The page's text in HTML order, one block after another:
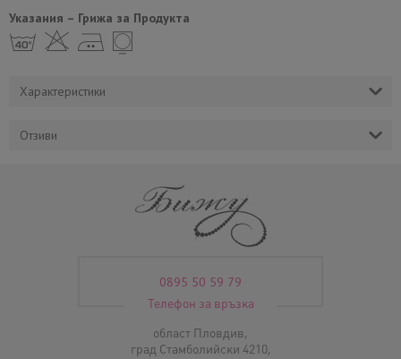
Указания – Грижа за Продукта
h H E Y
Характеристики
Отзиви
0895 50 59 79
Телефон за връзка
област Пловдив,
град Стамболийски 4210,